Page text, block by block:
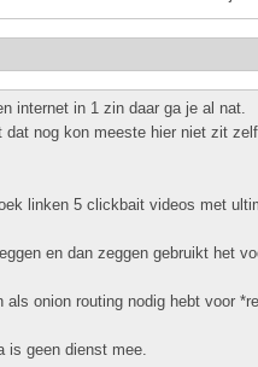
internet in 1 zin daar ga je al nat.
nog kon meeste hier niet zit
linken 5 clickbait videos met
en dan zeggen gebruikt het
als onion routing nodig hebt voor
is geen dienst mee.